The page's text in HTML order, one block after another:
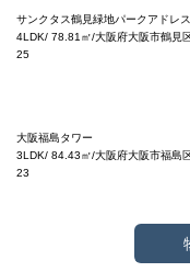
サンクタス鶴見緑地パークアドレス
4LDK/ 78.81㎡/大阪府大阪市鶴見
25
大阪福島タワー
3LDK/ 84.43㎡/大阪府大阪市福島
23